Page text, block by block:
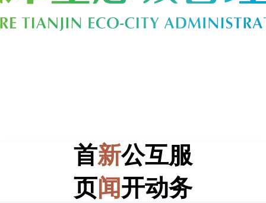
首
页
新
闻
公
开
互
动
服
务